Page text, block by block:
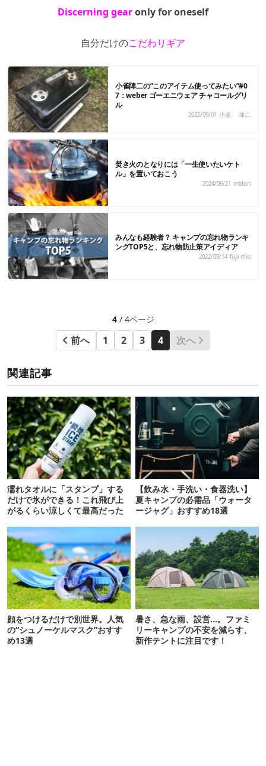
Discerning gearonlyforoneself
自分だけのこだわりギア
小雀陣二の”このアイテム使ってみたい”#0
7：weber ゴーエニウェア チャコールグリ
ル
2022/09/01 小雀 陣二
焚き火のとなりには「一生使いたいケト
ル」を置いておこう
2024/06/21 midori
みんなも経験者？ キャンプの忘れ物ランキ
ングTOP5と、忘れ物防止策アイディア
2022/09/14 fujii mio
4/ 4ページ
前へ 1 2 3 4 次へ
関連記事
濡れタオルに「スタンプ」する
だけで氷ができる！これ飛び上
がるくらい涼しくて最高だった
【飲み水・手洗い・食器洗い】
夏キャンプの必需品「ウォータ
ージャグ」おすすめ18選
顔をつけるだけで別世界。人気
の“シュノーケルマスク”おすす
め13選
暑さ、急な雨、設営…。ファミ
リーキャンプの不安を減らす、
新作テントに注目です！